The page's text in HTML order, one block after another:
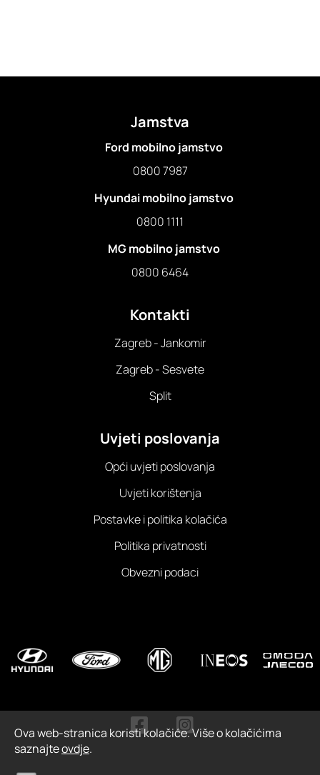
Jamstva
Ford mobilno jamstvo
0800 7987
Hyundai mobilno jamstvo
0800 1111
MG mobilno jamstvo
0800 6464
Kontakti
Zagreb - Jankomir
Zagreb - Sesvete
Split
Uvjeti poslovanja
Opći uvjeti poslovanja
Uvjeti korištenja
Postavke i politika kolačića
Politika privatnosti
Obvezni podaci
Ova web-stranica koristi kolačiće. Više o kolačićima
saznajteovdje.